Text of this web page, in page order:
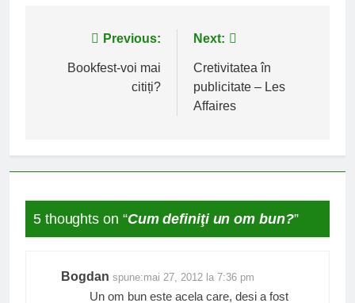
NavigarePrevious:
Bookfest-voi mai
citiți?
Next:
Cretivitatea în
publicitate – Les
Affaires
5 thoughts on “Cum definiţi un om bun?”
Bogdan spune:mai 27, 2012 la 7:36 pm
Un om bun este acela care, desi a fost